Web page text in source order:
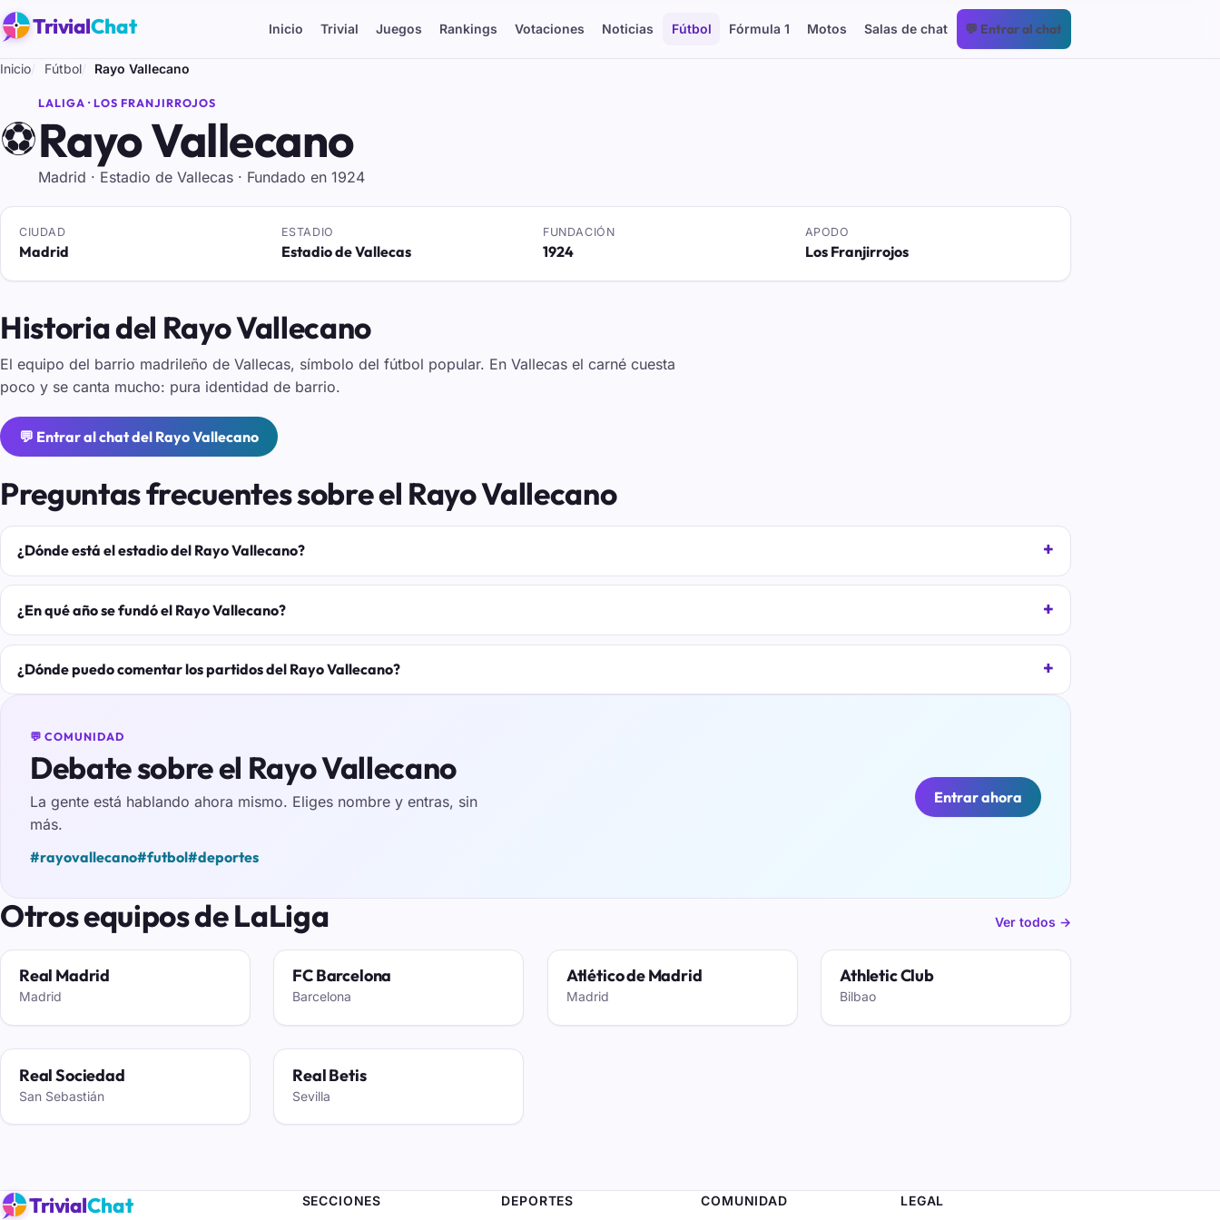
TrivialChat Inicio Trivial Juegos Rankings Votaciones Noticias Fútbol Fórmula 1 Motos Salas de chat 💬 Entrar al chat
Inicio Fútbol Rayo Vallecano
⚽
LALIGA · LOS FRANJIRROJOS
Rayo Vallecano
Madrid · Estadio de Vallecas · Fundado en 1924
CIUDAD
Madrid
ESTADIO
Estadio de Vallecas
FUNDACIÓN
1924
APODO
Los Franjirrojos
Historia del Rayo Vallecano
El equipo del barrio madrileño de Vallecas, símbolo del fútbol popular. En Vallecas el carné cuesta
poco y se canta mucho: pura identidad de barrio.
💬 Entrar al chat del Rayo Vallecano
Preguntas frecuentes sobre el Rayo Vallecano
¿Dónde está el estadio del Rayo Vallecano?
¿En qué año se fundó el Rayo Vallecano?
¿Dónde puedo comentar los partidos del Rayo Vallecano?
💬 COMUNIDAD
Debate sobre el Rayo Vallecano
La gente está hablando ahora mismo. Eliges nombre y entras, sin
más.
#rayovallecano#futbol#deportes
Entrar ahora
Otros equipos de LaLiga Ver todos →
Real Madrid
Madrid
FC Barcelona
Barcelona
Atlético de Madrid
Madrid
Athletic Club
Bilbao
Real Sociedad
San Sebastián
Real Betis
Sevilla
TrivialChat SECCIONES DEPORTES COMUNIDAD LEGAL